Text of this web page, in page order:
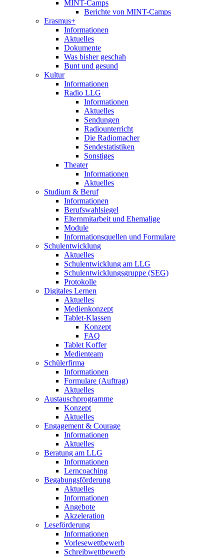
MINT-Camps
Berichte von MINT-Camps
Erasmus+
Informationen
Aktuelles
Dokumente
Was bisher geschah
Bunt und gesund
Kultur
Informationen
Radio LLG
Informationen
Aktuelles
Sendungen
Radiounterricht
Die Radiomacher
Sendestatistiken
Sonstiges
Theater
Informationen
Aktuelles
Studium & Beruf
Informationen
Berufswahlsiegel
Elternmitarbeit und Ehemalige
Module
Informationsquellen und Formulare
Schulentwicklung
Aktuelles
Schulentwicklung am LLG
Schulentwicklungsgruppe (SEG)
Protokolle
Digitales Lernen
Aktuelles
Medienkonzept
Tablet-Klassen
Konzept
FAQ
Tablet Koffer
Medienteam
Schülerfirma
Informationen
Formulare (Auftrag)
Aktuelles
Austauschprogramme
Konzept
Aktuelles
Engagement & Courage
Informationen
Aktuelles
Beratung am LLG
Informationen
Lerncoaching
Begabungsförderung
Aktuelles
Informationen
Angebote
Akzeleration
Leseförderung
Informationen
Vorlesewettbewerb
Schreibwettbewerb